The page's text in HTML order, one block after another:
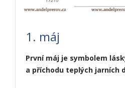
1. máj
První máj je symbolem
a příchodu teplých jarních